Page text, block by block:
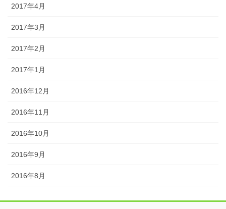
2017年4月
2017年3月
2017年2月
2017年1月
2016年12月
2016年11月
2016年10月
2016年9月
2016年8月